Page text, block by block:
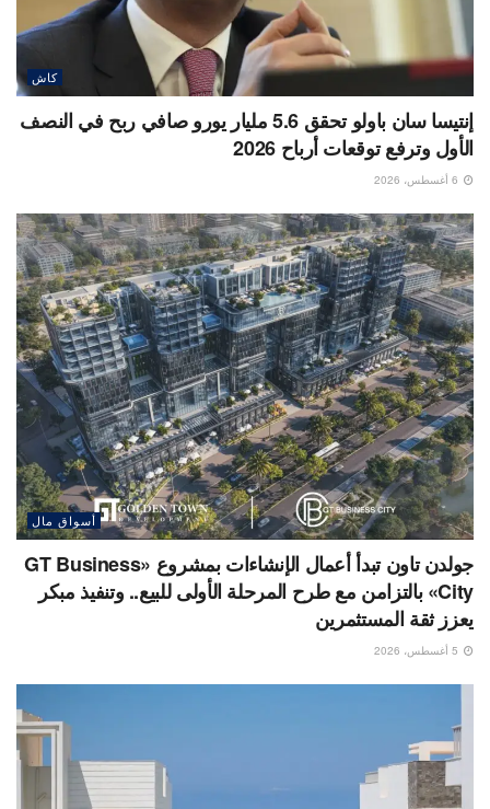
كاش
إنتيسا سان باولو تحقق 5.6 مليار يورو صافي ربح في النصف
الأول وترفع توقعات أرباح 2026
أسواق مال
جولدن تاون تبدأ أعمال الإنشاءات بمشروع «GT Business
City» بالتزامن مع طرح المرحلة الأولى للبيع.. وتنفيذ مبكر
يعزز ثقة المستثمرين